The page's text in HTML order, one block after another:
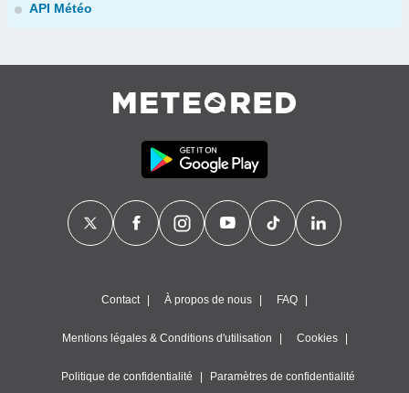
API Météo
Contact À propos de nous FAQ
Mentions légales & Conditions d'utilisation Cookies
Politique de confidentialité Paramètres de confidentialité